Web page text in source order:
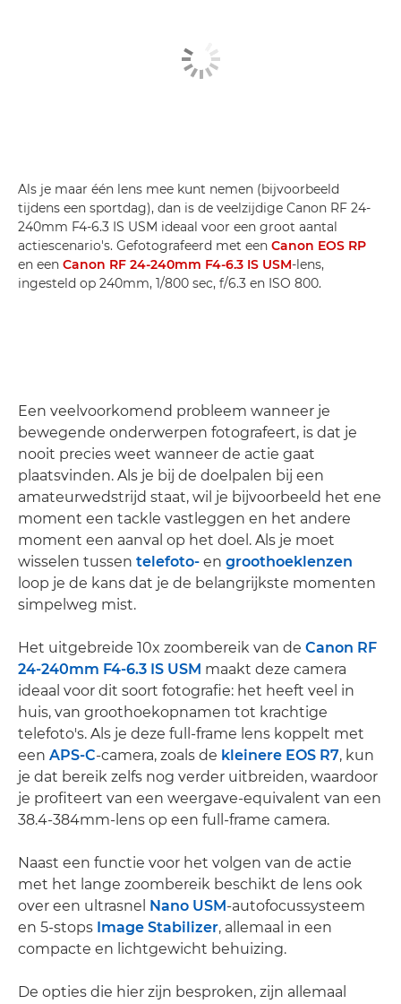
Als je maar één lens mee kunt nemen (bijvoorbeeld
tijdens een sportdag), dan is de veelzijdige Canon RF 24-
240mm F4-6.3 IS USM ideaal voor een groot aantal
actiescenario's. Gefotografeerd met een Canon EOS RP
en een Canon RF 24-240mm F4-6.3 IS USM-lens,
ingesteld op 240mm, 1/800 sec, f/6.3 en ISO 800.
Een veelvoorkomend probleem wanneer je
bewegende onderwerpen fotografeert, is dat je
nooit precies weet wanneer de actie gaat
plaatsvinden. Als je bij de doelpalen bij een
amateurwedstrijd staat, wil je bijvoorbeeld het ene
moment een tackle vastleggen en het andere
moment een aanval op het doel. Als je moet
wisselen tussen telefoto- en groothoeklenzen
loop je de kans dat je de belangrijkste momenten
simpelweg mist.
Het uitgebreide 10x zoombereik van de Canon RF
24-240mm F4-6.3 IS USM maakt deze camera
ideaal voor dit soort fotografie: het heeft veel in
huis, van groothoekopnamen tot krachtige
telefoto's. Als je deze full-frame lens koppelt met
een APS-C-camera, zoals de kleinere EOS R7, kun
je dat bereik zelfs nog verder uitbreiden, waardoor
je profiteert van een weergave-equivalent van een
38.4-384mm-lens op een full-frame camera.
Naast een functie voor het volgen van de actie
met het lange zoombereik beschikt de lens ook
over een ultrasnel Nano USM-autofocussysteem
en 5-stops Image Stabilizer, allemaal in een
compacte en lichtgewicht behuizing.
De opties die hier zijn besproken, zijn allemaal